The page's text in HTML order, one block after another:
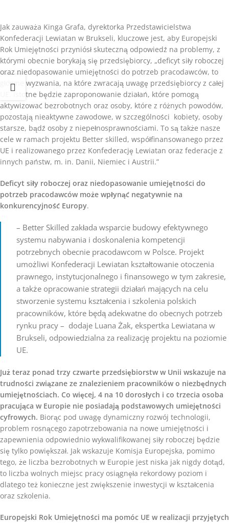
Jak zauważa Kinga Grafa, dyrektorka Przedstawicielstwa
Konfederacji Lewiatan w Brukseli, kluczowe jest, aby Europejski
Rok Umiejętności przyniósł skuteczną odpowiedź na problemy, z
którymi obecnie borykają się przedsiębiorcy, „deficyt siły roboczej
oraz niedopasowanie umiejętności do potrzeb pracodawców, to
główne wyzwania, na które zwracają uwagę przedsiębiorcy z całej
UE. Istotne będzie zaproponowanie działań, które pomogą
aktywizować bezrobotnych oraz osoby, które z różnych powodów,
pozostają nieaktywne zawodowe, w szczególności kobiety, osoby
starsze, bądź osoby z niepełnosprawnościami. To są także nasze
cele w ramach projektu Better skilled, współfinansowanego przez
UE i realizowanego przez Konfederację Lewiatan oraz federacje z
innych państw, m. in. Danii, Niemiec i Austrii.”
Deficyt siły roboczej oraz niedopasowanie umiejętności do
potrzeb pracodawców może wpłynąć negatywnie na
konkurencyjność Europy.
– Better Skilled zakłada wsparcie budowy efektywnego
systemu nabywania i doskonalenia kompetencji
potrzebnych obecnie pracodawcom w Polsce. Projekt
umożliwi Konfederacji Lewiatan kształtowanie otoczenia
prawnego, instytucjonalnego i finansowego w tym zakresie,
a także opracowanie strategii działań mających na celu
stworzenie systemu kształcenia i szkolenia polskich
pracowników, które będą adekwatne do obecnych potrzeb
rynku pracy – dodaje Luana Żak, ekspertka Lewiatana w
Brukseli, odpowiedzialna za realizację projektu na poziomie
UE.
Już teraz ponad trzy czwarte przedsiębiorstw w Unii wskazuje na
trudności związane ze znalezieniem pracowników o niezbędnych
umiejętnościach. Co więcej, 4 na 10 dorosłych i co trzecia osoba
pracująca w Europie nie posiadają podstawowych umiejętności
cyfrowych. Biorąc pod uwagę dynamiczny rozwój technologii,
problem rosnącego zapotrzebowania na nowe umiejętności i
zapewnienia odpowiednio wykwalifikowanej siły roboczej będzie
się tylko powiększał. Jak wskazuje Komisja Europejska, pomimo
tego, że liczba bezrobotnych w Europie jest niska jak nigdy dotąd,
to liczba wolnych miejsc pracy osiągnęła rekordowy poziom i
dlatego też konieczne jest zwiększenie inwestycji w kształcenia
oraz szkolenia.
Europejski Rok Umiejętności ma pomóc UE w realizacji przyjętych